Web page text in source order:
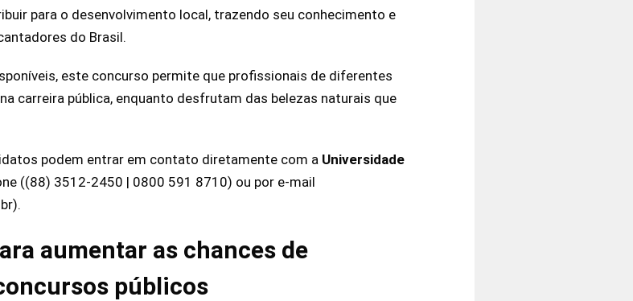
para o desenvolvimento local, trazendo seu conhecimento e
do Brasil.
este concurso permite que profissionais de diferentes
carreira pública, enquanto desfrutam das belezas naturais que
podem entrar em contato diretamente com a Universidade
((88) 3512-2450 | 0800 591 8710) ou por e-mail
aumentar as chances de
públicos